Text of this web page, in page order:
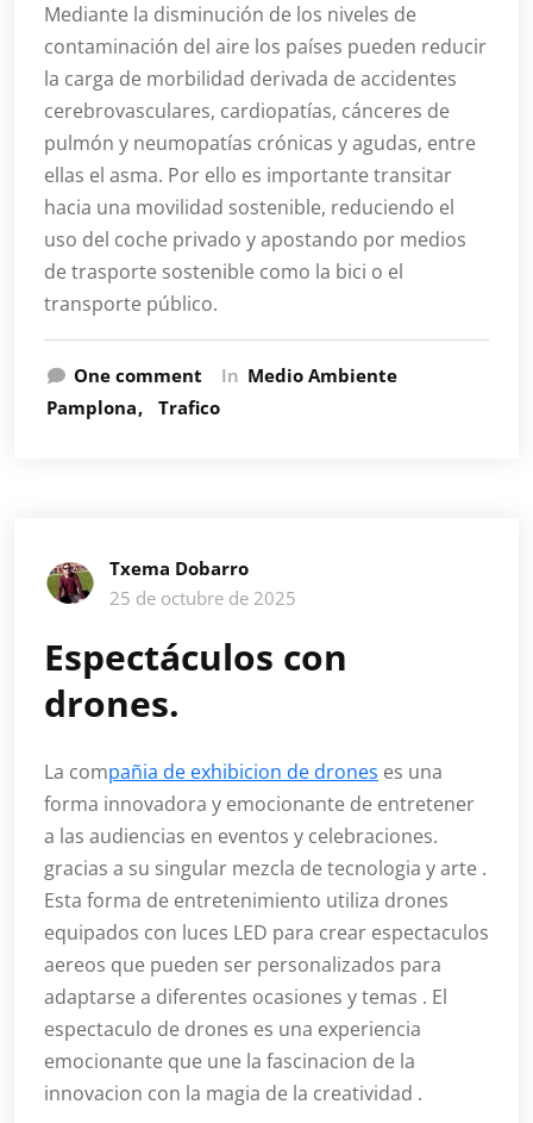
Mediante la disminución de los niveles de
contaminación del aire los países pueden reducir
la carga de morbilidad derivada de accidentes
cerebrovasculares, cardiopatías, cánceres de
pulmón y neumopatías crónicas y agudas, entre
ellas el asma. Por ello es importante transitar
hacia una movilidad sostenible, reduciendo el
uso del coche privado y apostando por medios
de trasporte sostenible como la bici o el
transporte público.
One comment In Medio Ambiente
Pamplona
Trafico
Txema Dobarro
25 de octubre de 2025
Espectáculos con
drones.
La compañia de exhibicion de drones es una
forma innovadora y emocionante de entretener
a las audiencias en eventos y celebraciones.
gracias a su singular mezcla de tecnologia y arte .
Esta forma de entretenimiento utiliza drones
equipados con luces LED para crear espectaculos
aereos que pueden ser personalizados para
adaptarse a diferentes ocasiones y temas . El
espectaculo de drones es una experiencia
emocionante que une la fascinacion de la
innovacion con la magia de la creatividad .